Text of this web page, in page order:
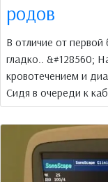
родов
В отличие от первой
гладко.. &#128560;
кровотечением и
Сидя в очереди к